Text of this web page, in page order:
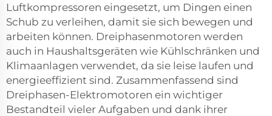
Luftkompressoren eingesetzt, um Dingen einen
Schub zu verleihen, damit sie sich bewegen und
arbeiten können. Dreiphasenmotoren werden
auch in Haushaltsgeräten wie Kühlschränken und
Klimaanlagen verwendet, da sie leise laufen und
energieeffizient sind. Zusammenfassend sind
Dreiphasen-Elektromotoren ein wichtiger
Bestandteil vieler Aufgaben und dank ihrer